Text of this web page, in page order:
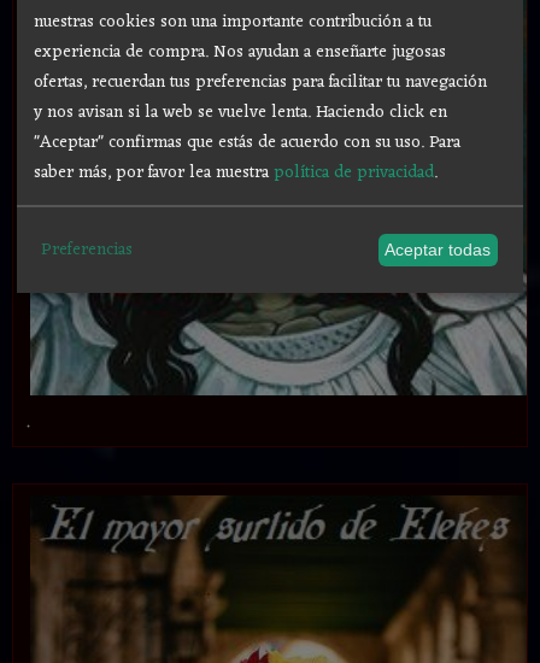
.
nuestras cookies son una importante contribución a tu
experiencia de compra. Nos ayudan a enseñarte jugosas
ofertas, recuerdan tus preferencias para facilitar tu navegación
y nos avisan si la web se vuelve lenta. Haciendo click en
"Aceptar" confirmas que estás de acuerdo con su uso.Para
saber más, por favor lea nuestrapolítica de privacidad.
Preferencias Aceptar todas